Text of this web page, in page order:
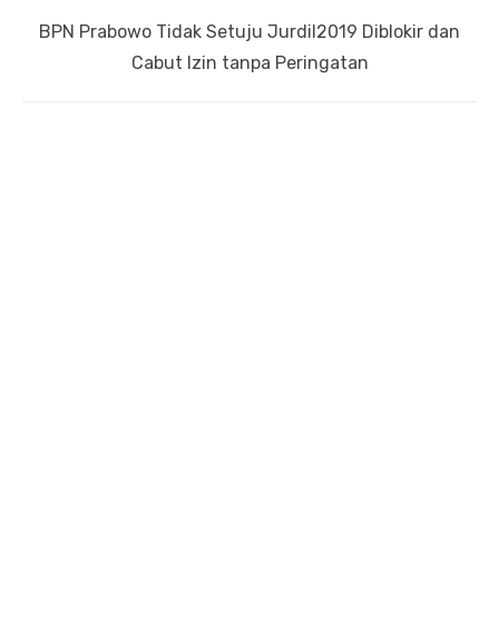
Next
BPN Prabowo Tidak Setuju Jurdil2019 Diblokir dan
Cabut Izin tanpa Peringatan